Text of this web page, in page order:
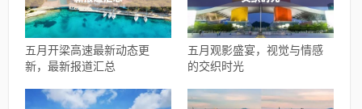
五月开梁高速最新动态更
新，最新报道汇总
五月观影盛宴，视觉与情感
的交织时光